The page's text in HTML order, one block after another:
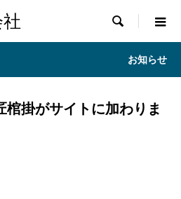

お知らせ
掛がサイトに加わりま